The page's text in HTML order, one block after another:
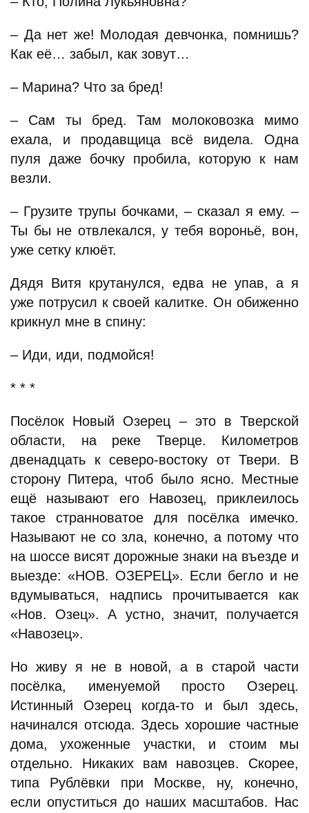
– Да нет же! Молодая девчонка, помнишь?
Как её… забыл, как зовут…
– Марина? Что за бред!
– Сам ты бред. Там молоковозка мимо
ехала, и продавщица всё видела. Одна
пуля даже бочку пробила, которую к нам
везли.
– Грузите трупы бочками, – сказал я ему. –
Ты бы не отвлекался, у тебя вороньё, вон,
уже сетку клюёт.
Дядя Витя крутанулся, едва не упав, а я
уже потрусил к своей калитке. Он обиженно
крикнул мне в спину:
– Иди, иди, подмойся!
* * *
Посёлок Новый Озерец – это в Тверской
области, на реке Тверце. Километров
двенадцать к северо-востоку от Твери. В
сторону Питера, чтоб было ясно. Местные
ещё называют его Навозец, приклеилось
такое странноватое для посёлка имечко.
Называют не со зла, конечно, а потому что
на шоссе висят дорожные знаки на въезде и
выезде: «НОВ. ОЗЕРЕЦ». Если бегло и не
вдумываться, надпись прочитывается как
«Нов. Озец». А устно, значит, получается
«Навозец».
Но живу я не в новой, а в старой части
посёлка, именуемой просто Озерец.
Истинный Озерец когда-то и был здесь,
начинался отсюда. Здесь хорошие частные
дома, ухоженные участки, и стоим мы
отдельно. Никаких вам навозцев. Скорее,
типа Рублёвки при Москве, ну, конечно,
если опуститься до наших масштабов. Нас